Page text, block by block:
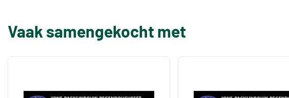
Vaak samengekocht met